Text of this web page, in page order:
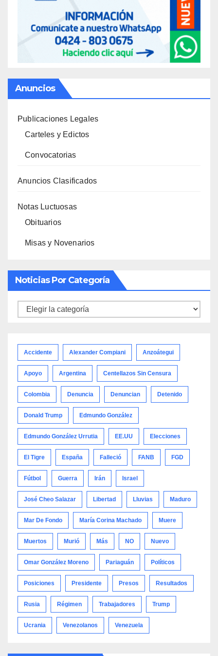
Anuncios
Publicaciones Legales
Carteles y Edictos
Convocatorias
Anuncios Clasificados
Notas Luctuosas
Obituarios
Misas y Novenarios
Noticias Por Categoría
Noticias
Accidente Alexander Compiani Anzoátegui
Apoyo Argentina Centellazos Sin Censura
Colombia Denuncia Denuncian Detenido
Donald Trump Edmundo González
Edmundo González Urrutia EE.UU Elecciones
El Tigre España Falleció FANB FGD
Fútbol Guerra Irán Israel
José Cheo Salazar Libertad Lluvias Maduro
Mar De Fondo María Corina Machado Muere
Muertos Murió Más NO Nuevo
Omar González Moreno Pariaguán Políticos
Posiciones Presidente Presos Resultados
Rusia Régimen Trabajadores Trump
Ucrania Venezolanos Venezuela